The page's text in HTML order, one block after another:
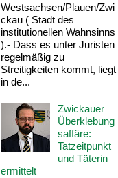
Westsachsen/Plauen/Zwi
ckau ( Stadt des
institutionellen Wahnsinns
).- Dass es unter Juristen
regelmäßig zu
Streitigkeiten kommt, liegt
in de...
Zwickauer
Überklebung
saffäre:
Tatzeitpunkt
und Täterin
ermittelt